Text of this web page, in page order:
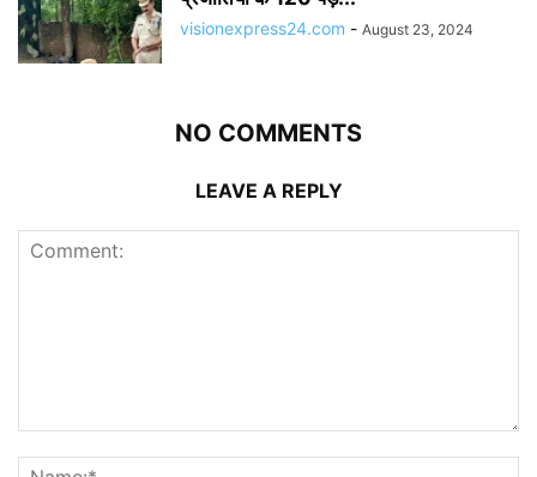
visionexpress24.com - August 23, 2024
NO COMMENTS
LEAVE A REPLY